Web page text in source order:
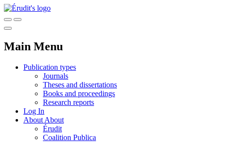
Main Menu
Publication types
Journals
Theses and dissertations
Books and proceedings
Research reports
Log In
About About
Érudit
Coalition Publica